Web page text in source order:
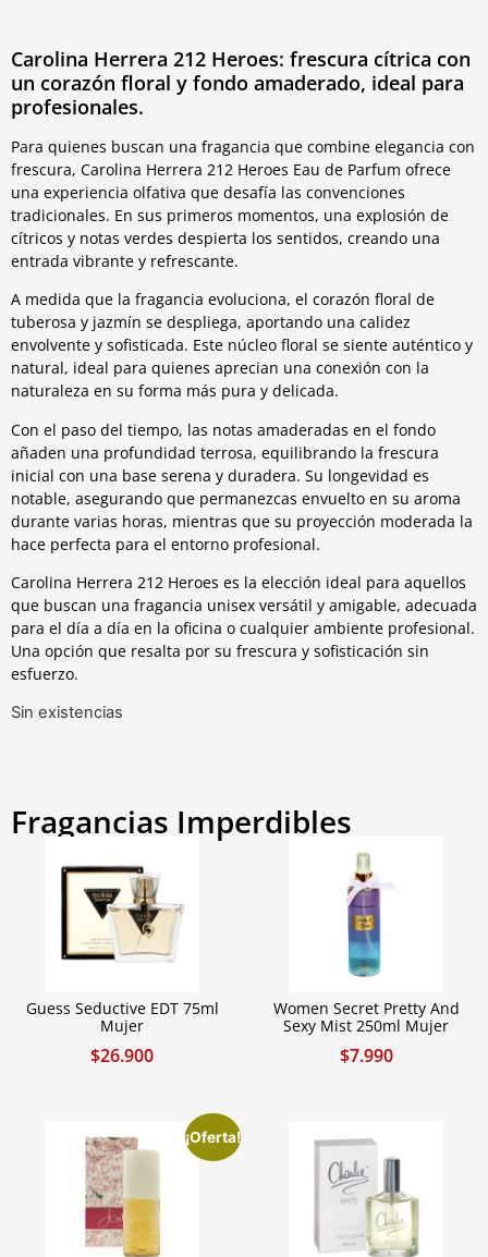
Carolina Herrera 212 Heroes: frescura cítrica con
un corazón floral y fondo amaderado, ideal para
profesionales.
Para quienes buscan una fragancia que combine elegancia con
frescura, Carolina Herrera 212 Heroes Eau de Parfum ofrece
una experiencia olfativa que desafía las convenciones
tradicionales. En sus primeros momentos, una explosión de
cítricos y notas verdes despierta los sentidos, creando una
entrada vibrante y refrescante.
A medida que la fragancia evoluciona, el corazón floral de
tuberosa y jazmín se despliega, aportando una calidez
envolvente y sofisticada. Este núcleo floral se siente auténtico y
natural, ideal para quienes aprecian una conexión con la
naturaleza en su forma más pura y delicada.
Con el paso del tiempo, las notas amaderadas en el fondo
añaden una profundidad terrosa, equilibrando la frescura
inicial con una base serena y duradera. Su longevidad es
notable, asegurando que permanezcas envuelto en su aroma
durante varias horas, mientras que su proyección moderada la
hace perfecta para el entorno profesional.
Carolina Herrera 212 Heroes es la elección ideal para aquellos
que buscan una fragancia unisex versátil y amigable, adecuada
para el día a día en la oficina o cualquier ambiente profesional.
Una opción que resalta por su frescura y sofisticación sin
esfuerzo.
Sin existencias
Fragancias Imperdibles
Guess Seductive EDT 75ml
Mujer
$26.900
Women Secret Pretty And
Sexy Mist 250ml Mujer
$7.990
¡Oferta!